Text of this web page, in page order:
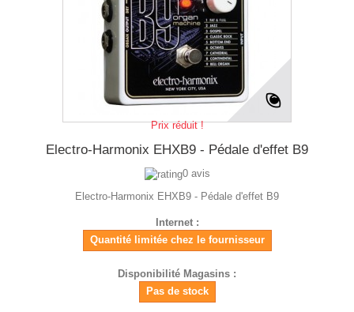
Prix réduit !
Electro-Harmonix EHXB9 - Pédale d'effet B9
0 avis
Electro-Harmonix EHXB9 - Pédale d'effet B9
Internet :
Quantité limitée chez le fournisseur
Disponibilité Magasins :
Pas de stock